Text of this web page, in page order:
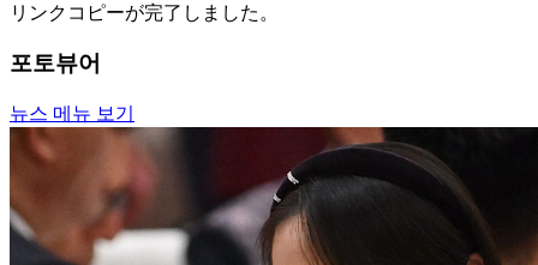
リンクコピーが完了しました。
포토뷰어
뉴스 메뉴 보기